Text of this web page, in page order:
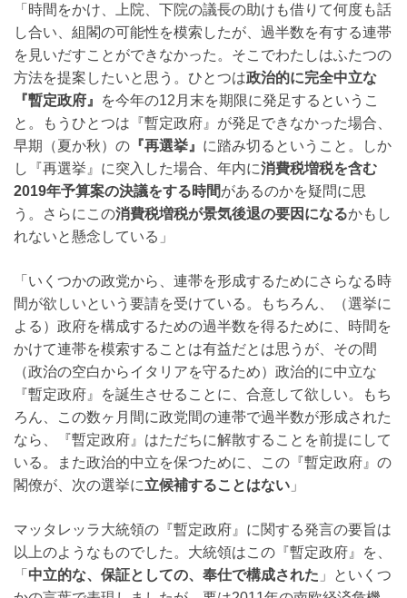
「時間をかけ、上院、下院の議長の助けも借りて何度も話
し合い、組閣の可能性を模索したが、過半数を有する連帯
を見いだすことができなかった。そこでわたしはふたつの
方法を提案したいと思う。ひとつは政治的に完全中立な
『暫定政府』
を今年の12月末を期限に発足するというこ
と。もうひとつは『暫定政府』が発足できなかった場合、
早期（夏か秋）の 『再選挙』 に踏み切るということ。しか
し『再選挙』に突入した場合、年内に消費税増税を含む
2019年予算案の決議をする時間があるのかを疑問に思
う。さらにこの消費税増税が景気後退の要因になるかもし
れないと懸念している」
「いくつかの政党から、連帯を形成するためにさらなる時
間が欲しいという要請を受けている。もちろん、（選挙に
よる）政府を構成するための過半数を得るために、時間を
かけて連帯を模索することは有益だとは思うが、その間
（政治の空白からイタリアを守るため）政治的に中立な
『暫定政府』を誕生させることに、合意して欲しい。もち
ろん、この数ヶ月間に政党間の連帯で過半数が形成された
なら、『暫定政府』はただちに解散することを前提にして
いる。また政治的中立を保つために、この『暫定政府』の
閣僚が、次の選挙に立候補することはない 」
マッタレッラ大統領の『暫定政府』に関する発言の要旨は
以上のようなものでした。大統領はこの『暫定政府』を、
「 中立的な、保証としての、奉仕で構成された 」といくつ